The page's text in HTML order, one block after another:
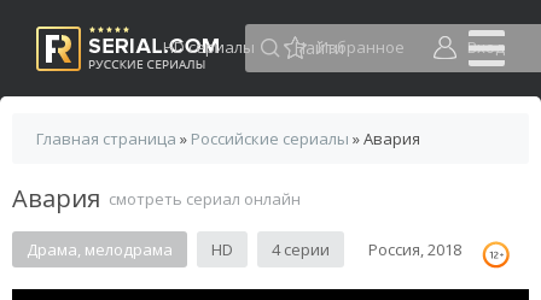
HD сериалы Избранное Вход
Главная страница » Российские сериалы » Авария
Авария смотреть сериал онлайн
Драма, мелодрама HD 4 серии Россия, 2018